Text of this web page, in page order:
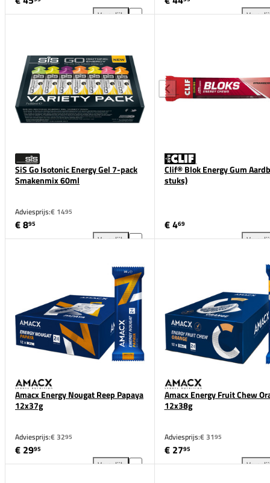
Vergelijk
SiS Go Isotonic Energy Gel 7-pack
Smakenmix 60ml
Adviesprijs:€ 1495
€ 895
Vergelijk
Clif® Blok Energy Gum
stuks)
€ 469
Amacx Energy Nougat Reep Papaya
12x37g
Adviesprijs:€ 3295
€ 2995
Vergelijk
Amacx Energy Fruit Chew
12x38g
Adviesprijs:€ 3195
€ 2795